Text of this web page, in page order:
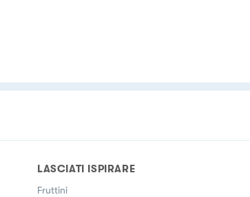
LASCIATI ISPIRARE
Fruttini